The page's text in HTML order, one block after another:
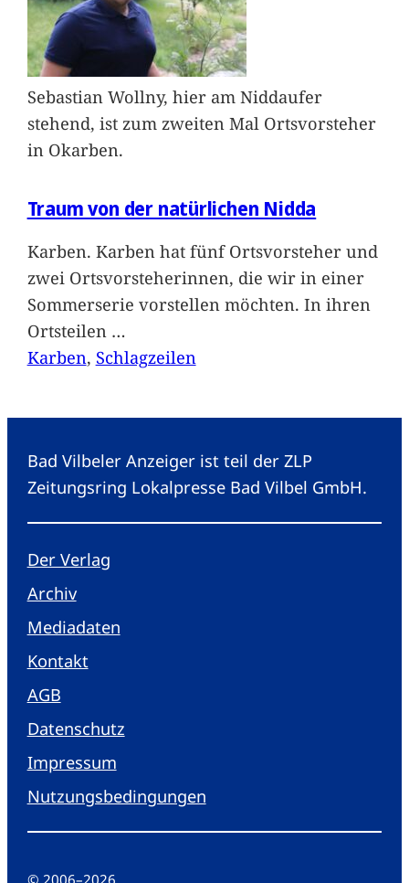
Sebastian Wollny, hier am Niddaufer
stehend, ist zum zweiten Mal Ortsvorsteher
in Okarben.
Traum von der natürlichen Nidda
Karben. Karben hat fünf Ortsvorsteher und
zwei Ortsvorsteherinnen, die wir in einer
Sommerserie vorstellen möchten. In ihren
Ortsteilen …
Karben, Schlagzeilen
Bad Vilbeler Anzeiger ist teil der ZLP
Zeitungsring Lokalpresse Bad Vilbel GmbH.
Der Verlag
Archiv
Mediadaten
Kontakt
AGB
Datenschutz
Impressum
Nutzungsbedingungen
© 2006–2026